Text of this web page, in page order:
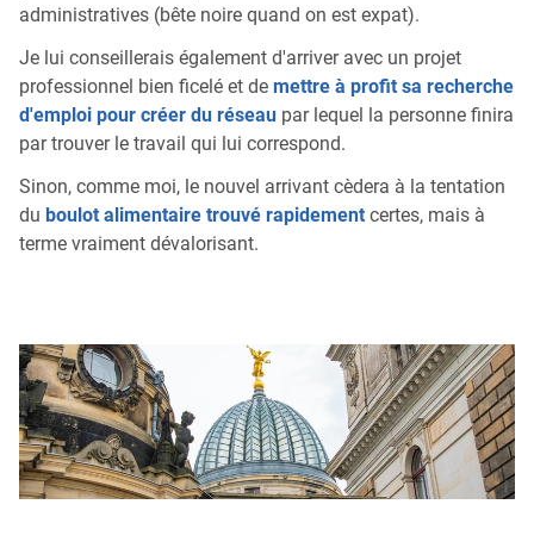
administratives (bête noire quand on est expat).
Je lui conseillerais également d'arriver avec un projet
professionnel bien ficelé et de mettre à profit sa recherche
d'emploi pour créer du réseau par lequel la personne finira
par trouver le travail qui lui correspond.
Sinon, comme moi, le nouvel arrivant cèdera à la tentation
du boulot alimentaire trouvé rapidement certes, mais à
terme vraiment dévalorisant.